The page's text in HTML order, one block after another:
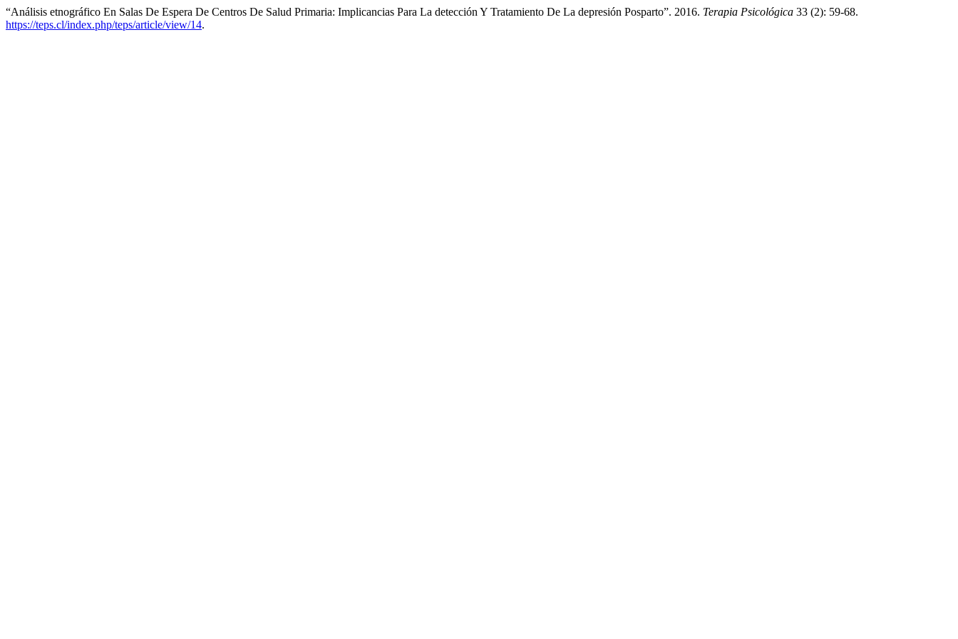
“Análisis etnográfico En Salas De Espera De Centros De Salud Primaria: Implicancias Para La detección Y Tratamiento De La depresión Posparto”. 2016. Terapia Psicológica 33 (2): 59-68.
https://teps.cl/index.php/teps/article/view/14.